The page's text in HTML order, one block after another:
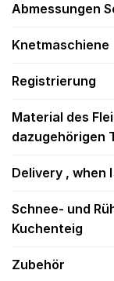
Abmessungen
Knetmaschiene
Registrierung
Material des
dazugehörigen
Delivery , when
Schnee- und
Kuchenteig
Zubehör